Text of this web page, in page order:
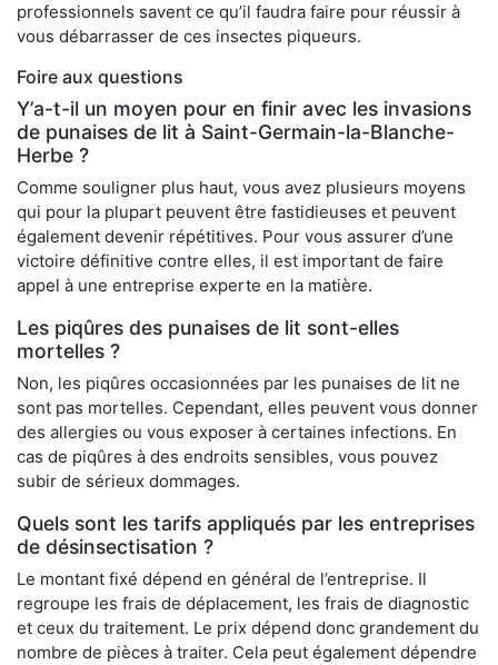
professionnels savent ce qu’il faudra faire pour réussir à
vous débarrasser de ces insectes piqueurs.
Foire aux questions
Y’a-t-il un moyen pour en finir avec les invasions
de punaises de lit à Saint-Germain-la-Blanche-
Herbe ?
Comme souligner plus haut, vous avez plusieurs moyens
qui pour la plupart peuvent être fastidieuses et peuvent
également devenir répétitives. Pour vous assurer d’une
victoire définitive contre elles, il est important de faire
appel à une entreprise experte en la matière.
Les piqûres des punaises de lit sont-elles
mortelles ?
Non, les piqûres occasionnées par les punaises de lit ne
sont pas mortelles. Cependant, elles peuvent vous donner
des allergies ou vous exposer à certaines infections. En
cas de piqûres à des endroits sensibles, vous pouvez
subir de sérieux dommages.
Quels sont les tarifs appliqués par les entreprises
de désinsectisation ?
Le montant fixé dépend en général de l’entreprise. Il
regroupe les frais de déplacement, les frais de diagnostic
et ceux du traitement. Le prix dépend donc grandement du
nombre de pièces à traiter. Cela peut également dépendre